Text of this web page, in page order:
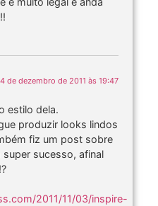
de dezembro de 2011 às 19:47
estilo dela.
produzir looks lindos
fiz um post sobre
sucesso, afinal
2011/11/03/inspire-